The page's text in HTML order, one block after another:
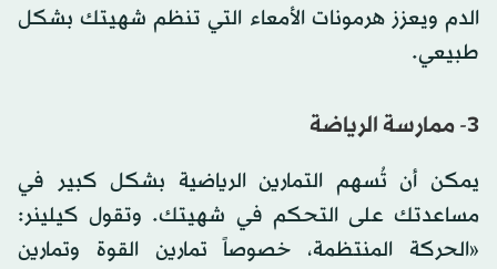
الدم ويعزز هرمونات الأمعاء التي تنظم شهيتك بشكل
طبيعي.
3- ممارسة الرياضة
يمكن أن تُسهم التمارين الرياضية بشكل كبير في
مساعدتك على التحكم في شهيتك. وتقول كيلينر:
«الحركة المنتظمة، خصوصاً تمارين القوة وتمارين